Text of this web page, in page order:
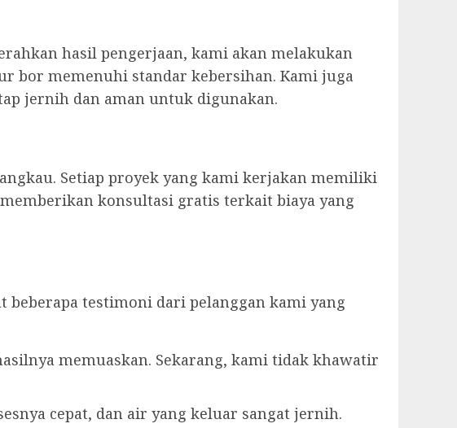
hasil pengerjaan, kami akan melakukan
bor memenuhi standar kebersihan. Kami juga
jernih dan aman untuk digunakan.
Setiap proyek yang kami kerjakan memiliki
konsultasi gratis terkait biaya yang
beberapa testimoni dari pelanggan kami yang
memuaskan. Sekarang, kami tidak khawatir
cepat, dan air yang keluar sangat jernih.